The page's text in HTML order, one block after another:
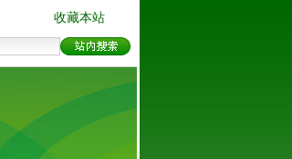
收藏本站